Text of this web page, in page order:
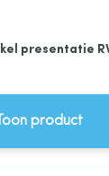
presentatie
Toon product